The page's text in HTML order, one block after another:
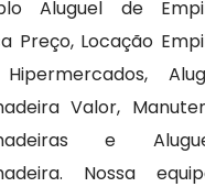
Aluguel de
Preço, Locação
Valor,
e
Nossa